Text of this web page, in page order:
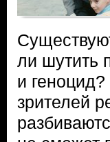
ли шутить
и
зрителей